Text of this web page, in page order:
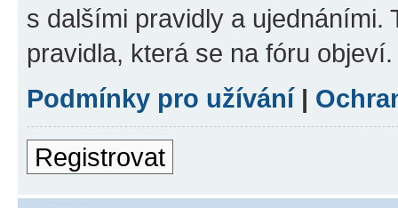
s dalšími pravidly a ujednáními.
pravidla, která se na fóru objeví.
Podmínky pro užívání |
Registrovat